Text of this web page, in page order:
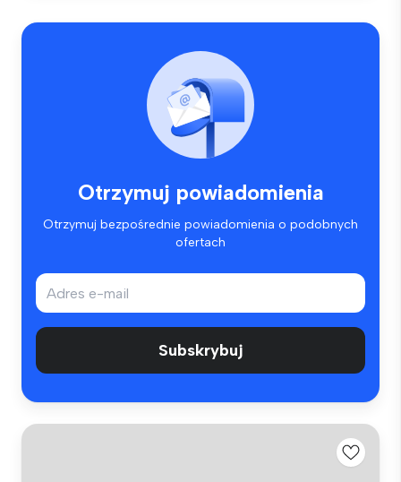
Otrzymuj powiadomienia
Otrzymuj bezpośrednie powiadomienia o podobnych
ofertach
Subskrybuj